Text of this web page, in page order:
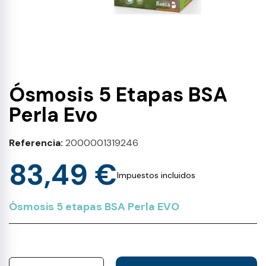
Ósmosis 5 Etapas BSA
Perla Evo
Referencia 2000001319246
83,49 €Impuestos incluidos
Ósmosis 5 etapas BSA Perla EVO